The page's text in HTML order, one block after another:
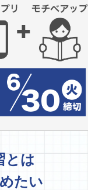
とは
たい